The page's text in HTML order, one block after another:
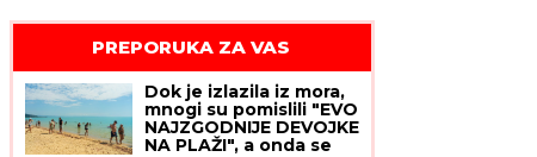
PREPORUKA ZA VAS
Dok je izlazila iz mora,
mnogi su pomislili "EVO
NAJZGODNIJE DEVOJKE
NA PLAŽI", a onda se